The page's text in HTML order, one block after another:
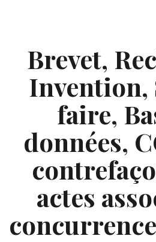
Brevet,
Invention,
faire,
données,
actes